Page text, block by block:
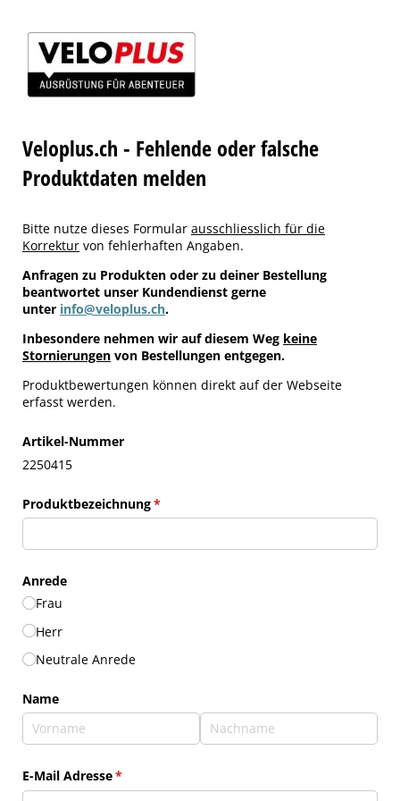
Veloplus.ch - Fehlende oder falsche
Produktdaten melden
Bitte nutze dieses Formular ausschliesslich für die
Korrektur von fehlerhaften Angaben.
Anfragen zu Produkten oder zu deiner Bestellung
beantwortet unser Kundendienst gerne
unter info@veloplus.ch.
Inbesondere nehmen wir auf diesem Weg keine
Stornierungen von Bestellungen entgegen.
Produktbewertungen können direkt auf der Webseite
erfasst werden.
Artikel-Nummer
2250415
Produktbezeichnung*
(erforderlich)
Anrede
Frau
Herr
Neutrale Anrede
Name
E-Mail Adresse*
(erforderlich)